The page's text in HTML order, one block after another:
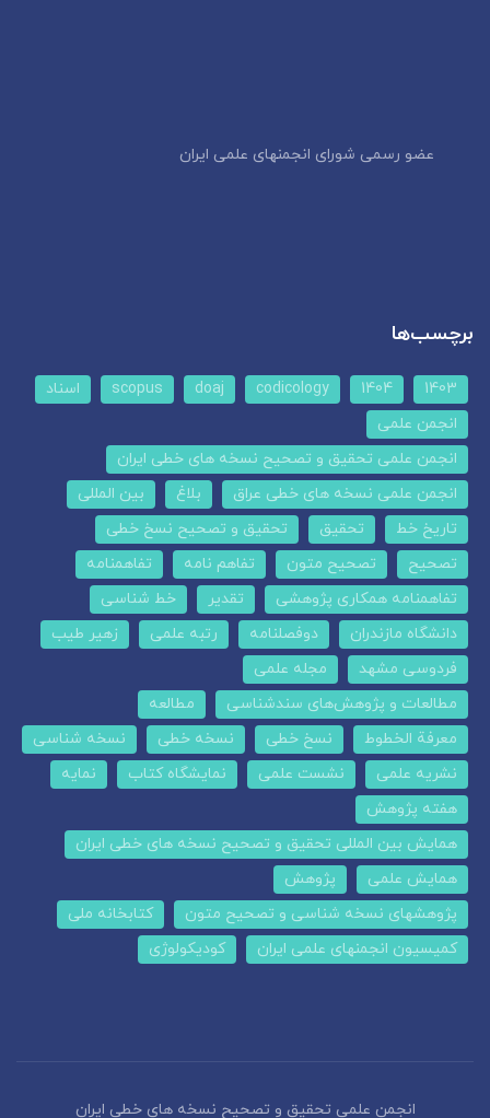
عضو رسمی شورای انجمنهای علمی ایران
برچسب‌ها
1403
1404
codicology
doaj
scopus
اسناد
انجمن علمی
انجمن علمی تحقیق و تصحیح نسخه های خطی ایران
انجمن علمی نسخه های خطی عراق
بلاغ
بین المللی
تاریخ خط
تحقیق
تحقیق و تصحیح نسخ خطی
تصحیح
تصحیح متون تفاهم نامه
تفاهمنامه
تفاهمنامه همکاری پژوهشی
تقدیر
خط شناسی
دانشگاه مازندران
دوفصلنامه رتبه علمی
زهیر طیب
فردوسی مشهد
مجله علمی
مطالعات و پژوهش‌های سندشناسی
مطالعه
معرفة الخطوط
نسخ خطی نسخه خطی
نسخه شناسی
نشریه علمی
نشست علمی نمایشگاه کتاب
نمایه
هفته پژوهش
همایش بین المللی تحقیق و تصحیح نسخه های خطی ایران
همایش علمی
پژوهش
پژوهشهای نسخه شناسی و تصحیح متون
کتابخانه ملی
کمیسیون انجمنهای علمی ایران
کودیکولوژی
انجمن علمی تحقیق و تصحیح نسخه های خطی ایران